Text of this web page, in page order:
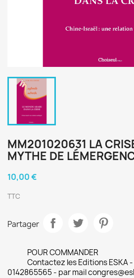
MM201020631 LA
MYTHE DE
10,00 €
TTC
Partager
POUR COMMANDER
Contactez les Editions ESKA
0142865565 - par mail